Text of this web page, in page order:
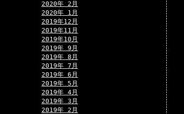
2020年 2月
2020年 1月
2019年12月
2019年11月
2019年10月
2019年 9月
2019年 8月
2019年 7月
2019年 6月
2019年 5月
2019年 4月
2019年 3月
2019年 2月